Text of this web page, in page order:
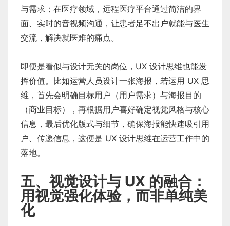
与需求；在医疗领域，远程医疗平台通过简洁的界
面、实时的音视频沟通，让患者足不出户就能与医生
交流，解决就医难的痛点。
即便是看似与设计无关的岗位，UX 设计思维也能发
挥价值。比如运营人员设计一张海报，若运用 UX 思
维，首先会明确目标用户（用户需求）与海报目的
（商业目标），再根据用户喜好确定视觉风格与核心
信息，最后优化版式与细节，确保海报能快速吸引用
户、传递信息，这便是 UX 设计思维在运营工作中的
落地。
五、视觉设计与 UX 的融合：
用视觉强化体验，而非单纯美
化